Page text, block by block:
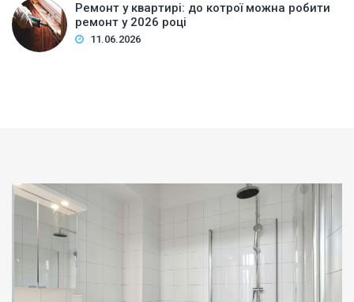
Ремонт у квартирі: до котрої можна робити
ремонт у 2026 році
11.06.2026